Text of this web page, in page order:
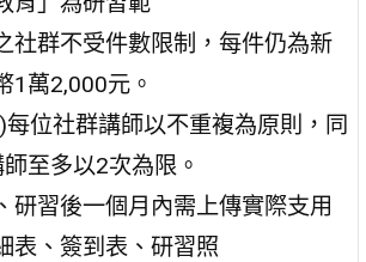
社群不受件數限制，每件仍為新
1萬2,000元。
每位社群講師以不重複為原則，同
至多以2次為限。
研習後一個月內需上傳實際支用
表、簽到表、研習照